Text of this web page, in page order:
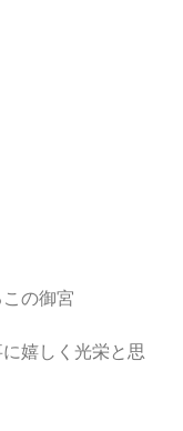
の御宮
嬉しく光栄と思